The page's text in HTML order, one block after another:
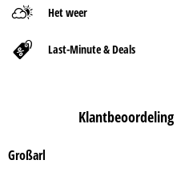
Het weer
Last-Minute & Deals
Klantbeoordeling
Großarl